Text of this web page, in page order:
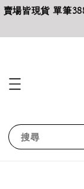
賣場皆現貨 單筆
搜尋